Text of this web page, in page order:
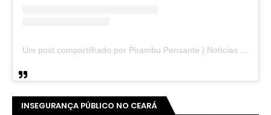
Um post compartilhado por Pirambu Pensante | Notícias & Entretenimento (@pirambupensante)
INSEGURANÇA PÚBLICO NO CEARÁ